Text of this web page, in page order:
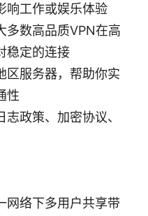
响工作或娱乐体验
多数高品质VPN在高
稳定的连接
区服务器，帮助你实
性
政策、加密协议、
网络下多用户共享带